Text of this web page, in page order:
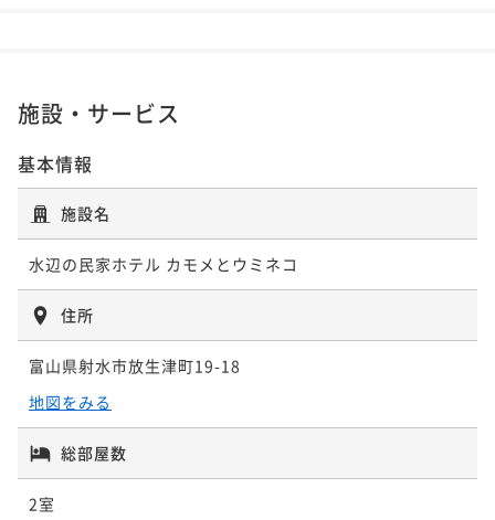
施設・サービス
基本情報
施設名
水辺の民家ホテル カモメとウミネコ
住所
富山県射水市放生津町19-18
地図をみる
総部屋数
2室